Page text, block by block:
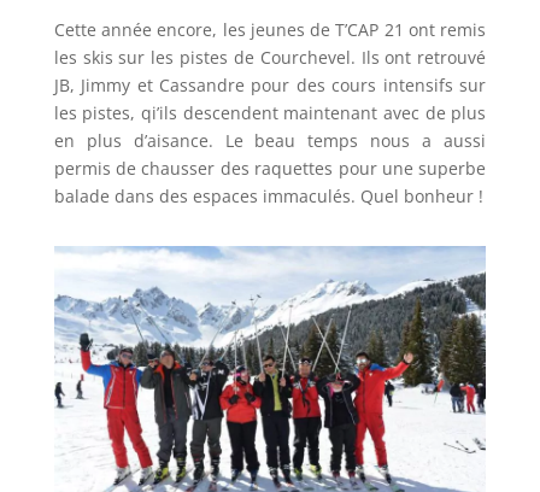
Cette année encore, les jeunes de T’CAP 21 ont remis
les skis sur les pistes de Courchevel. Ils ont retrouvé
JB, Jimmy et Cassandre pour des cours intensifs sur
les pistes, qi’ils descendent maintenant avec de plus
en plus d’aisance. Le beau temps nous a aussi
permis de chausser des raquettes pour une superbe
balade dans des espaces immaculés. Quel bonheur !